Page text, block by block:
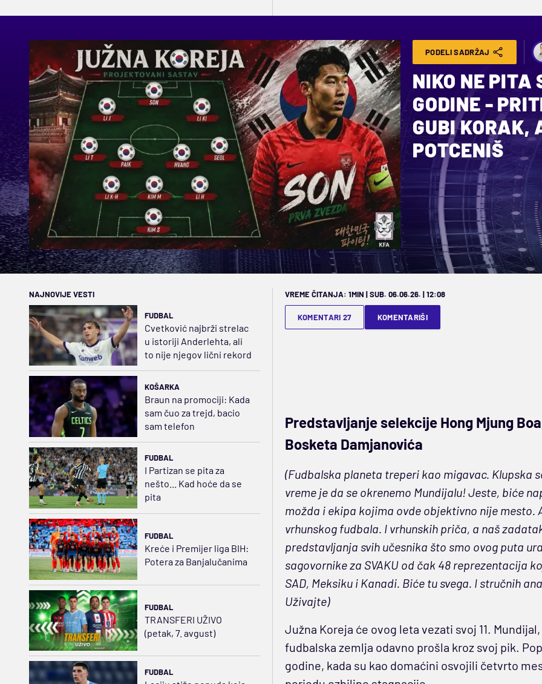
PODELI SADRŽAJ
NIKO NE PITA
GODINE -
GUBI KORAK,
POTCENIŠ
NAJNOVIJE VESTI
FUDBAL
Cvetković najbrži strelac
u istoriji Anderlehta, ali
to nije njegov lični rekord
KOŠARKA
Braun na promociji: Kada
sam čuo za trejd, bacio
sam telefon
FUDBAL
I Partizan se pita za
nešto... Kad hoće da se
pita
FUDBAL
Kreće i Premijer liga BIH:
Potera za Banjalučanima
FUDBAL
TRANSFERI UŽIVO
(petak, 7. avgust)
FUDBAL
VREME ČITANJA: 1MIN | SUB. 06.06.26. | 12:08
KOMENTARI 27 KOMENTARIŠI
Predstavljanje selekcije Hong Mjung
Bosketa Damjanovića
(Fudbalska planeta treperi kao migavac. Klupska
vreme je da se okrenemo Mundijalu! Jeste, biće
možda i ekipa kojima ovde objektivno nije mesto.
vrhunskog fudbala. I vrhunskih priča, a naš
predstavljanja svih učesnika što smo ovog puta
sagovornike za SVAKU od čak 48 reprezentacija
SAD, Meksiku i Kanadi. Biće tu svega. I stručnih
Uživajte)
Južna Koreja će ovog leta vezati svoj 11.
fudbalska zemlja odavno prošla kroz svoj pik.
godine, kada su kao domaćini osvojili četvrto